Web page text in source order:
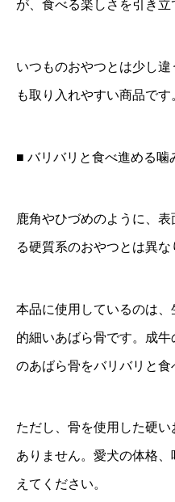
が、食べる楽しさを引き立
いつものおやつとは少し
も取り入れやすい商品です
■ バリバリと食べ進める噛
鹿角やひづめのように、
る硬質系のおやつとは異な
本品に使用しているのは
的細いあばら骨です。成
のあばら骨をバリバリと食
ただし、骨を使用した硬
ありません。愛犬の体格
えてください。